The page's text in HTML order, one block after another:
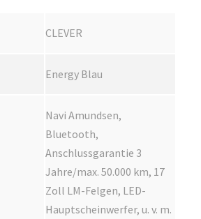
CLEVER
Energy Blau
Navi Amundsen,
Bluetooth,
Anschlussgarantie 3
Jahre/max. 50.000 km, 17
Zoll LM-Felgen, LED-
Hauptscheinwerfer, u. v. m.